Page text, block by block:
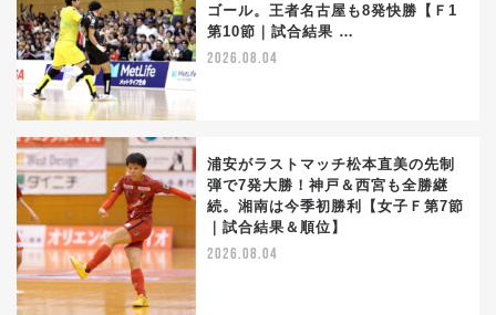
ゴール。王者名古屋も8発快勝【Ｆ1
第10節｜試合結果 …
2026.08.04
浦安がラストマッチ松本直美の先制
弾で7発大勝！神戸＆西宮も全勝継
続。湘南は今季初勝利【女子Ｆ第7節
｜試合結果＆順位】
2026.08.04